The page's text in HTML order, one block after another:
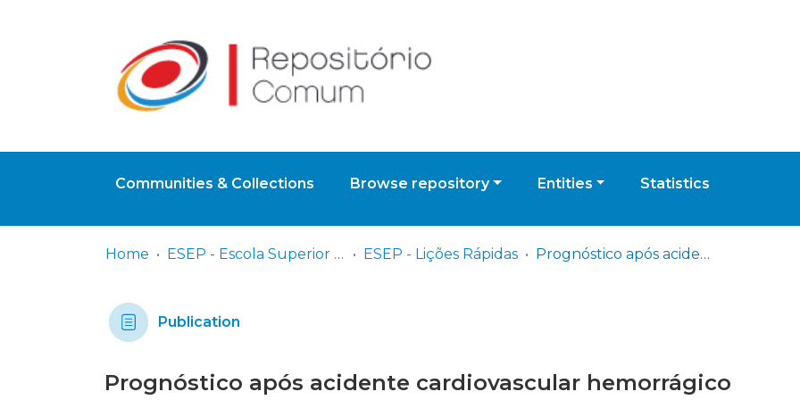
Communities & Collections Browse repository Entities Statistics
Home ESEP - Escola Superior de Enfermagem - Universidade do Porto ESEP - Lições Rápidas Prognóstico após acidente cardiovascular hemorrágico
Publication
Prognóstico após acidente cardiovascular hemorrágico